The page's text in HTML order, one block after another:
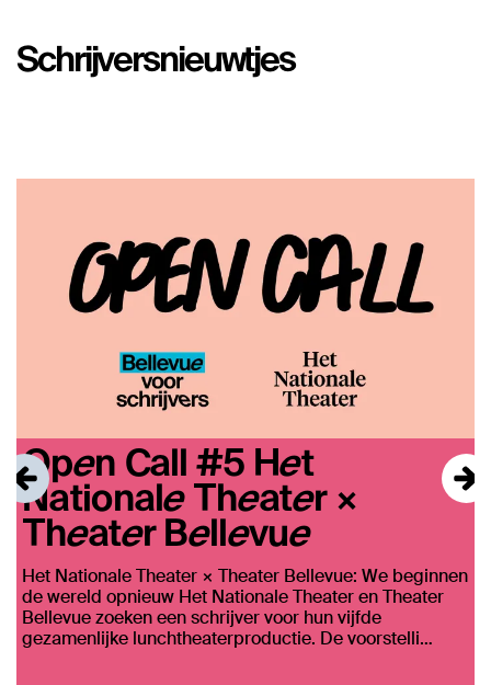
Schrijversnieuwtjes
Open Call #5 Het
Nationale Theater ×
Theater Bellevue
Het Nationale Theater × Theater Bellevue: We beginnen
de wereld opnieuw Het Nationale Theater en Theater
Bellevue zoeken een schrijver voor hun vijfde
gezamenlijke lunchtheaterproductie. De voorstelli…